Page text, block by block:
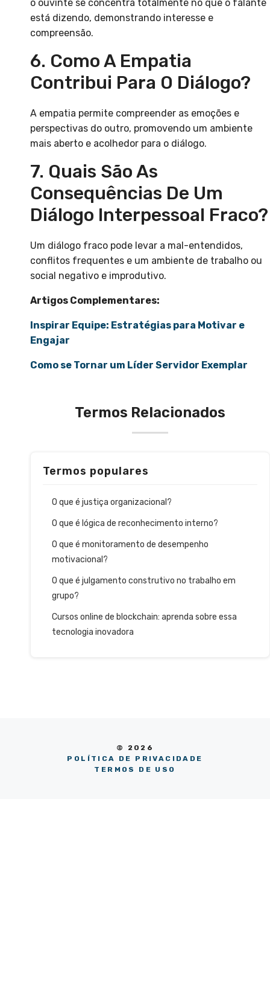
o ouvinte se concentra totalmente no que o falante
está dizendo, demonstrando interesse e
compreensão.
6. Como A Empatia
Contribui Para O Diálogo?
A empatia permite compreender as emoções e
perspectivas do outro, promovendo um ambiente
mais aberto e acolhedor para o diálogo.
7. Quais São As
Consequências De Um
Diálogo Interpessoal Fraco?
Um diálogo fraco pode levar a mal-entendidos,
conflitos frequentes e um ambiente de trabalho ou
social negativo e improdutivo.
Artigos Complementares:
Inspirar Equipe: Estratégias para Motivar e
Engajar
Como se Tornar um Líder Servidor Exemplar
Termos Relacionados
Termos populares
O que é justiça organizacional?
O que é lógica de reconhecimento interno?
O que é monitoramento de desempenho
motivacional?
O que é julgamento construtivo no trabalho em
grupo?
Cursos online de blockchain: aprenda sobre essa
tecnologia inovadora
© 2026
POLÍTICA DE PRIVACIDADE
TERMOS DE USO